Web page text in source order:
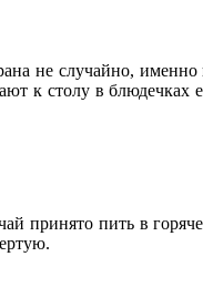
не случайно,
к столу в блюдечках
принято пить в